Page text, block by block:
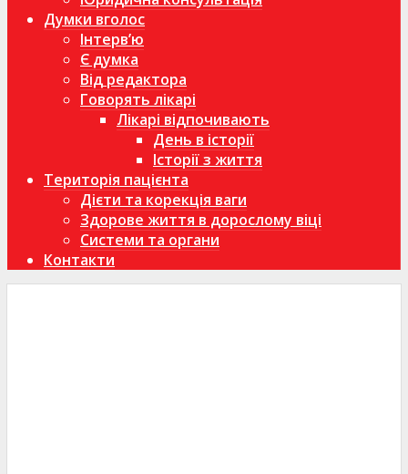
Думки вголос
Інтерв’ю
Є думка
Від редактора
Говорять лікарі
Лікарі відпочивають
День в історії
Історії з життя
Територія пацієнта
Дієти та корекція ваги
Здорове життя в дорослому віці
Системи та органи
Контакти